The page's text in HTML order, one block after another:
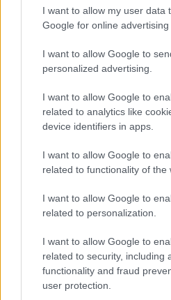
I want to allow my user data
Google for online advertising
I want to allow Google to
personalized advertising.
I want to allow Google to
related to analytics like
device identifiers in apps.
I want to allow Google to
related to functionality of the
I want to allow Google to
related to personalization.
I want to allow Google to
related to security, including
functionality and fraud
user protection.
Continua a leggere